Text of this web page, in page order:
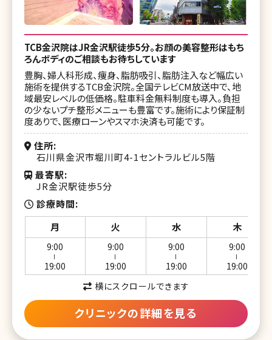
湘南美容クリニック 山形院
湘南美容クリニック 福島院
湘南美容クリニック 郡山院
湘南美容クリニック いわき院
湘南美容クリニック 水戸院
湘南美容クリニック 宇都宮院
湘南美容クリニック 高崎院
湘南美容クリニック 大宮東口院
湘南美容クリニック 大宮西口院
湘南美容クリニック 浦和院
湘南美容クリニック 川口院
湘南美容クリニック 南越谷院
湘南美容クリニック 所沢院
湘南美容クリニック 川越院
TCB金沢院はJR金沢駅徒歩5分。お顔の美容整形はもち
ろんボディのご相談もお待ちしています
豊胸、婦人科形成、痩身、脂肪吸引、脂肪注入など幅広い
施術を提供するTCB金沢院。全国テレビCM放送中で、地
域最安レベルの低価格。駐車料金無料制度も導入。負担
の少ないプチ整形メニューも豊富です。施術により保証制
度ありで、医療ローンやスマホ決済も可能です。
住所
石川県金沢市堀川町4-1セントラルビル5階
最寄駅
JR金沢駅徒歩5分
診療時間
月
火 水 木
9:00
19:00
9:00
19:00
9:00
19:00
9:00
19:00
横にスクロールできます
クリニックの詳細を見る